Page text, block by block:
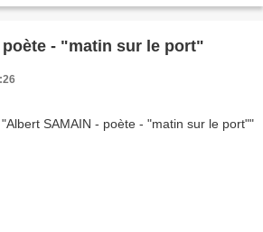
- "matin sur le port"